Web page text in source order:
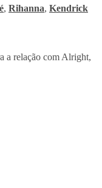
, Rihanna, Kendrick
a relação com Alright,